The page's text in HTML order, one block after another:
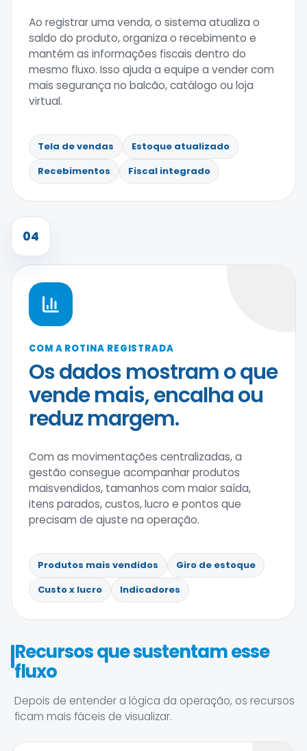
Ao registrar uma venda, o sistema atualiza o
saldo do produto, organiza o recebimento e
mantém as informações fiscais dentro do
mesmo fluxo. Isso ajuda a equipe a vender com
mais segurança no balcão, catálogo ou loja
virtual.
Tela de vendas
Estoque atualizado
Recebimentos
Fiscal integrado
04
COM A ROTINA REGISTRADA
Os dados mostram o que
vende mais, encalha ou
reduz margem.
Com as movimentações centralizadas, a
gestão consegue acompanhar produtos
maisvendidos, tamanhos com maior saída,
itens parados, custos, lucro e pontos que
precisam de ajuste na operação.
Produtos mais vendidos
Giro de estoque
Custo x lucro
Indicadores
Recursos que sustentam esse
fluxo
Depois de entender a lógica da operação, os recursos
ficam mais fáceis de visualizar.